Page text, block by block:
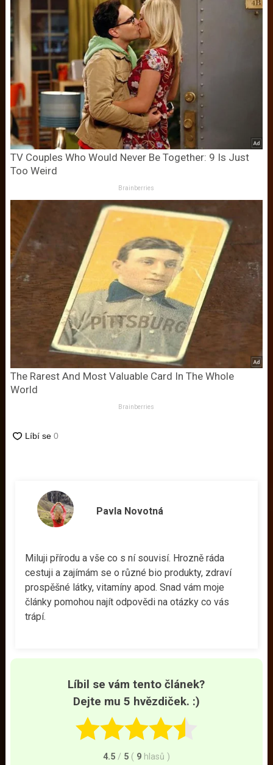
TV Couples Who Would Never Be Together: 9 Is Just
Too Weird
Brainberries
The Rarest And Most Valuable Card In The Whole
World
Brainberries
Pavla Novotná
Miluji přírodu a vše co s ní souvisí. Hrozně ráda
cestuji a zajímám se o různé bio produkty, zdraví
prospěšné látky, vitamíny apod. Snad vám moje
články pomohou najít odpovědi na otázky co vás
trápí.
Líbil se vám tento článek?
Dejte mu 5 hvězdiček. :)
4.5 / 5 ( 9 hlasů )